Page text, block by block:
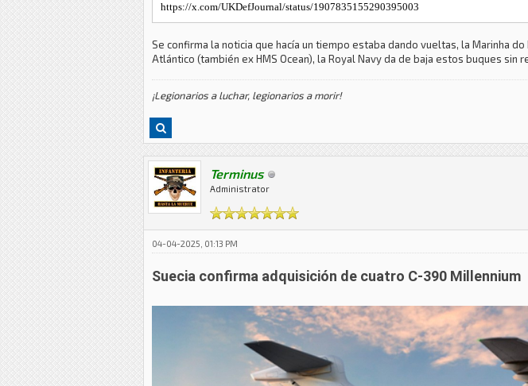
https://x.com/UKDefJournal/status/1907835155290395003
Se confirma la noticia que hacía un tiempo estaba dando vueltas, la Marinha
Atlántico (también ex HMS Ocean), la Royal Navy da de baja estos buques
¡Legionarios a luchar, legionarios a morir!
Terminus
Administrator
04-04-2025, 01:13 PM
Suecia confirma adquisición de cuatro C-390 Millennium